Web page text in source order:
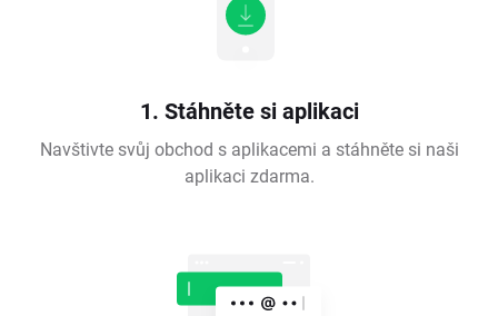
1. Stáhněte si aplikaci
Navštivte svůj obchod s aplikacemi a stáhněte si naši
aplikaci zdarma.